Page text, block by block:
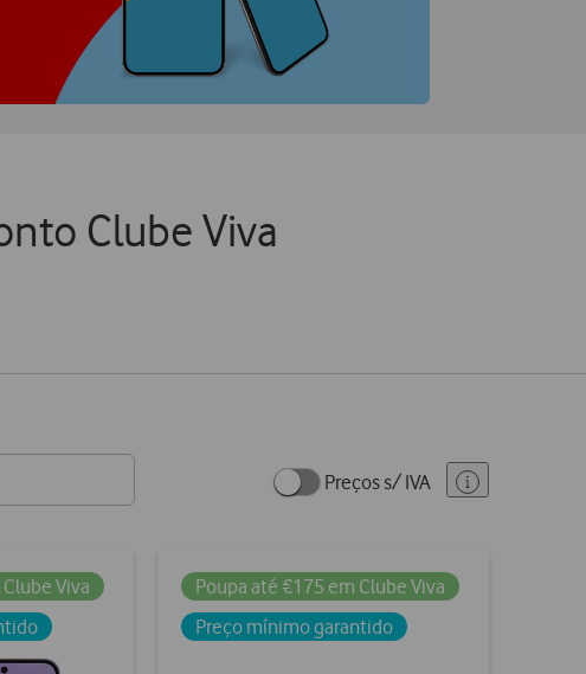
Clube Viva
Preços s/ IVA
Viva
Poupa até €175 em Clube Viva
Preço mínimo garantido